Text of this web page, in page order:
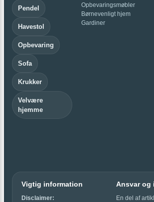
Pendel
Havestol
Opbevaring
Sofa
Krukker
Velvære
hjemme
Opbevaringsmøbler
Børnevenligt hjem
Gardiner
Vigtig information
Disclaimer:
Ansvar og
En del af